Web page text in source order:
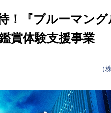
！『ブルーマン
賞体験支援事業
（